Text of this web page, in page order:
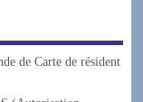
de Carte de résident